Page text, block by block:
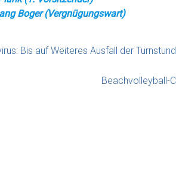
Boger (Vergnügungswart)
Bis auf Weiteres Ausfall der
Beachvolleyball-